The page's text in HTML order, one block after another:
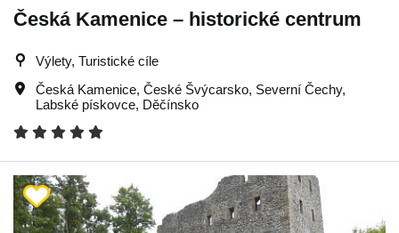
Česká Kamenice – historické centrum
Výlety, Turistické cíle
Česká Kamenice, České Švýcarsko, Severní Čechy,
Labské pískovce, Děčínsko